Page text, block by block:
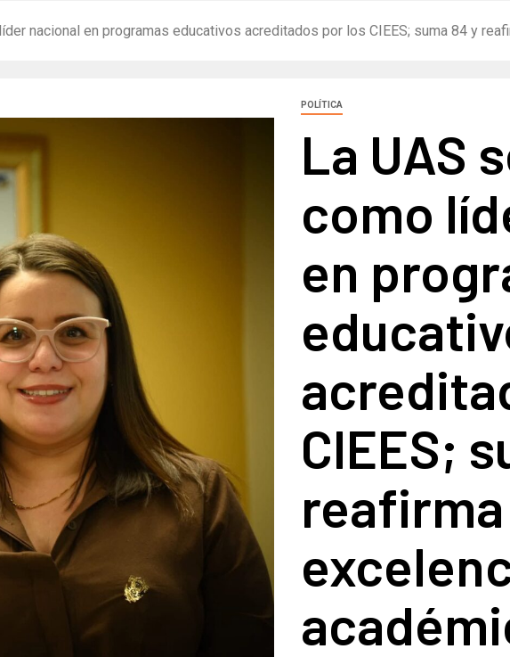
nacional en programas educativos acreditados por los CIEES; suma 84 y
POLÍTICA
La UAS
como
en
CIEES;
reafirma